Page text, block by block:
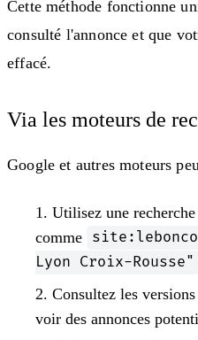
Cette méthode fonctionne
consulté l'annonce et que
effacé.
Via les moteurs de
Google et autres moteurs
Utilisez une
comme
Lyon Croix-Rousse"
Consultez les versions
voir des annonces